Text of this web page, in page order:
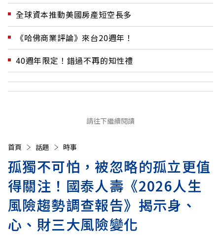
全球資本推動美國房產短空長多
《哈佛商業評論》來台20週年！
40週年限定！錯過不再的知性禮
請往下繼續閱讀
首頁 話題 時事
孤獨不可怕，被忽略的孤立更值
得關注！國泰人壽《2026人生
風險趨勢調查報告》揭示身、
心、財三大風險變化